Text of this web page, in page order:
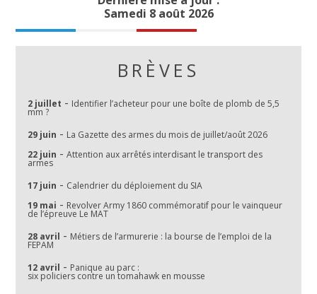
Samedi 8 août 2026
BRÈVES
2 juillet - Identifier l’acheteur pour une boîte de plomb de 5,5
mm ?
29 juin - La Gazette des armes du mois de juillet/août 2026
22 juin -Attention aux arrêtés interdisant le transport des
armes
17 juin - Calendrier du déploiement du SIA
19 mai - Revolver Army 1860 commémoratif pour le vainqueur
de l’épreuve Le MAT
28 avril - Métiers de l’armurerie : la bourse de l’emploi de la
FEPAM
12 avril - Panique au parc :
six policiers contre un tomahawk en mousse